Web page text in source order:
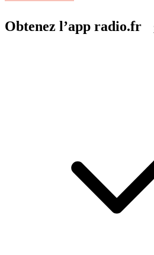
Obtenez l’app radio.fr